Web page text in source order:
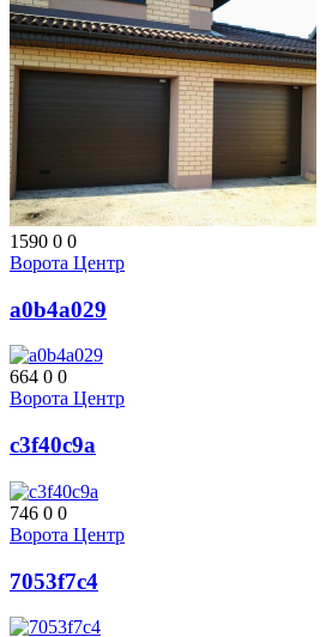
1590 0 0
Ворота Центр
a0b4a029
664 0 0
Ворота Центр
c3f40c9a
746 0 0
Ворота Центр
7053f7c4